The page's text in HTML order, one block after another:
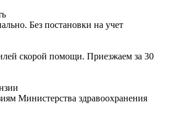
Без постановки на учет
скорой помощи. Приезжаем за 30
Министерства здравоохранения